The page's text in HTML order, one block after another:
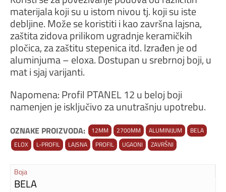
materijala koji su u istom nivou tj. koji su iste
debljine. Može se koristiti i kao završna lajsna,
zaštita zidova prilikom ugradnje keramičkih
pločica, za zaštitu stepenica itd. Izrađen je od
aluminjuma – eloxa. Dostupan u srebrnoj boji, u
mat i sjaj varijanti.
Napomena: Profil PTANEL 12 u beloj boji
namenjen je isključivo za unutrašnju upotrebu.
OZNAKE PROIZVODA: 12MM 2700MM ALUMINIJUM
BELA
ELOX
L-PROFIL LAJSNA PROFIL UGAONI ZAVRŠNI
Boja
BELA